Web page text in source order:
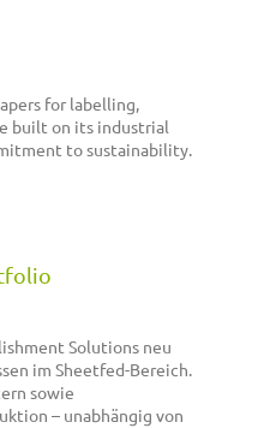
for labelling,
built on its industrial
to sustainability.
Solutions neu
im Sheetfed-Bereich.
sowie
– unabhängig von